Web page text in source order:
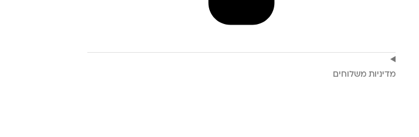
מדיניות משלוחים